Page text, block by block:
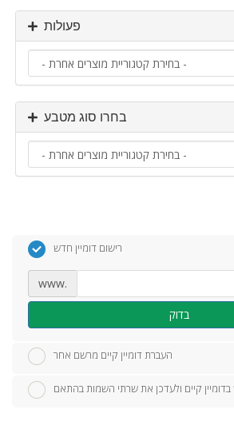
פעולות
בחרו סוג מטבע
רישום דומיין חדש
www.
בדוק
העברת דומיין קיים מרשם אחר
קיים ולעדכן את שרתי השמות בהתאם